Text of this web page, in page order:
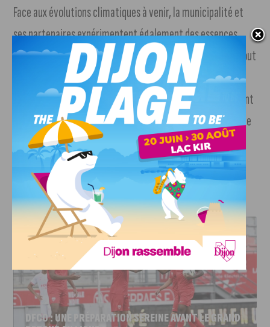
Face aux évolutions climatiques à venir, la municipalité et
ses partenaires expérimentent également des essences
d’arbres plus résistantes à la chaleur et à la sécheresse, tout
en restant fidèles à des variétés d’Europe de l’Ouest,
excluant toute espèce exotique. Les premiers résultats sont
encourageants, notamment dans la future forêt urbaine de
la ZAC des Terres Rousses, où les arbres plantés sont
toujours bien vivants et en pleine croissance.
J'AIME LE DFCO
DFCO : UNE PRÉPARATION SEREINE AVANT LE GRAND